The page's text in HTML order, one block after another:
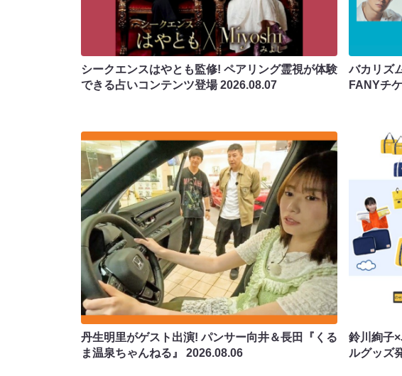
シークエンスはやとも監修! ペアリング霊視が体験
できる占いコンテンツ登場2026.08.07
バカリズ
FANYチ
丹生明里がゲスト出演! パンサー向井＆長田『くる
ま温泉ちゃんねる』 2026.08.06
鈴川絢子
ルグッズ